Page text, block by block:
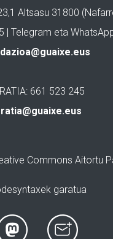
Altsasu 31800
| Telegram eta
661 523 245
Commons Aitortu
garatua